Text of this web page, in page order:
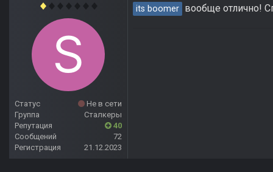
Статус
Не в сети
Группа
Сталкеры
Репутация
40
Сообщений
72
Регистрация
21.12.2023
its boomer вообще отлично!